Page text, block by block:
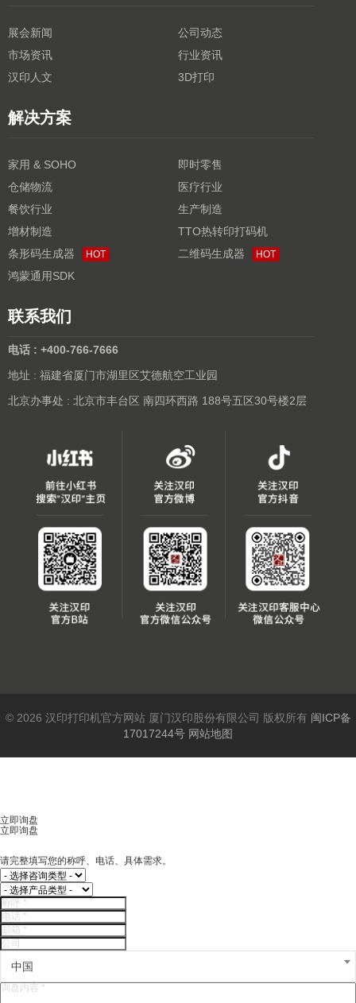
展会新闻
公司动态
市场资讯
行业资讯
汉印人文
3D打印
解决方案
家用 & SOHO
即时零售
仓储物流
医疗行业
餐饮行业
生产制造
增材制造
TTO热转印打码机
条形码生成器
HOT 二维码生成器 HOT
鸿蒙通用SDK
联系我们
电话 : +400-766-7666
地址 : 福建省厦门市湖里区艾德航空工业园
北京办事处 : 北京市丰台区 南四环西路 188号五区30号楼2层
© 2026 汉印打印机官方网站 厦门汉印股份有限公司 版权所有 闽ICP备
17017244号 网站地图
立即询盘
立即询盘
请完整填写您的称呼、电话、具体需求。
中国